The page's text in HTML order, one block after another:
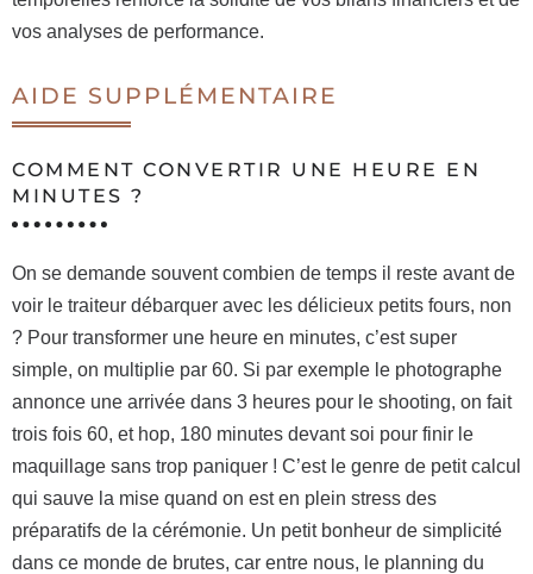
vos analyses de performance.
AIDE SUPPLÉMENTAIRE
COMMENT CONVERTIR UNE HEURE EN
MINUTES ?
On se demande souvent combien de temps il reste avant de
voir le traiteur débarquer avec les délicieux petits fours, non
? Pour transformer une heure en minutes, c’est super
simple, on multiplie par 60. Si par exemple le photographe
annonce une arrivée dans 3 heures pour le shooting, on fait
trois fois 60, et hop, 180 minutes devant soi pour finir le
maquillage sans trop paniquer ! C’est le genre de petit calcul
qui sauve la mise quand on est en plein stress des
préparatifs de la cérémonie. Un petit bonheur de simplicité
dans ce monde de brutes, car entre nous, le planning du